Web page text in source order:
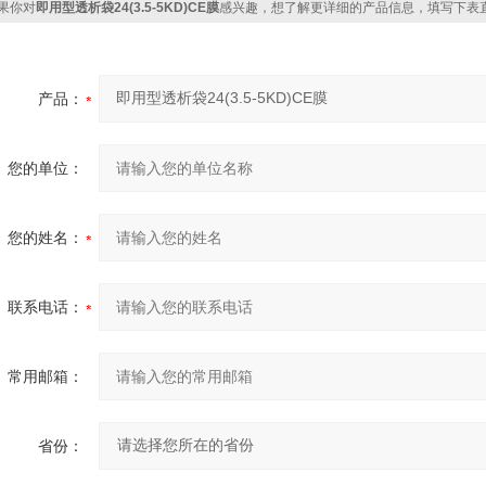
你对即用型透析袋24(3.5-5KD)CE膜感兴趣，想了解更详细的产品信息，填写下表
产品：
您的单位：
您的姓名：
联系电话：
常用邮箱：
省份：